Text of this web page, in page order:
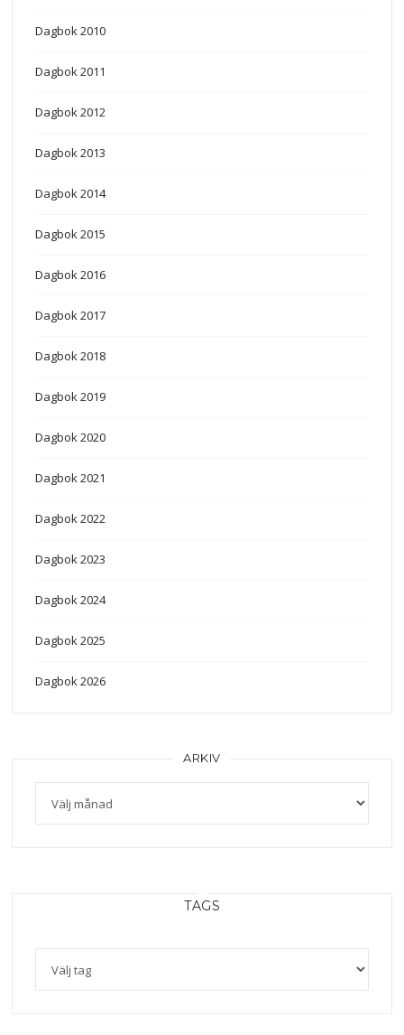
Dagbok 2010
Dagbok 2011
Dagbok 2012
Dagbok 2013
Dagbok 2014
Dagbok 2015
Dagbok 2016
Dagbok 2017
Dagbok 2018
Dagbok 2019
Dagbok 2020
Dagbok 2021
Dagbok 2022
Dagbok 2023
Dagbok 2024
Dagbok 2025
Dagbok 2026
ARKIV
Arkiv
TAGS